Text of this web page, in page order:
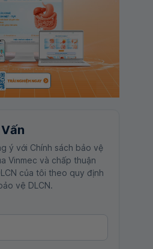
ý với Chính sách bảo vệ
Vinmec và chấp thuận
của tôi theo quy định
vệ DLCN.